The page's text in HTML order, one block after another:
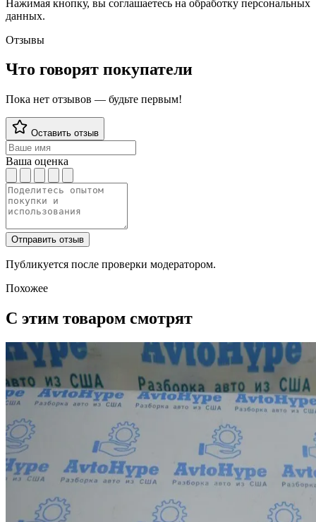
Нажимая кнопку, вы соглашаетесь на обработку персональных
данных.
Отзывы
Что говорят покупатели
Пока нет отзывов — будьте первым!
Оставить отзыв
Ваша оценка
Отправить отзыв
Публикуется после проверки модератором.
Похожее
С этим товаром смотрят